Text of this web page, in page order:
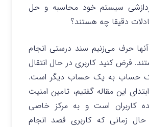
سیستم خود محاسبه و حل
دقیقا چه هستند؟
آنها حرف می‌زنیم سند درستی انجام
فرض کنید کاربری در حال انتقال
حساب به یک حساب دیگر است.
این مقاله گفتیم، تامین امنیت
کاربران است و به مرکز خاصی
زمانی که کاربری قصد انجام